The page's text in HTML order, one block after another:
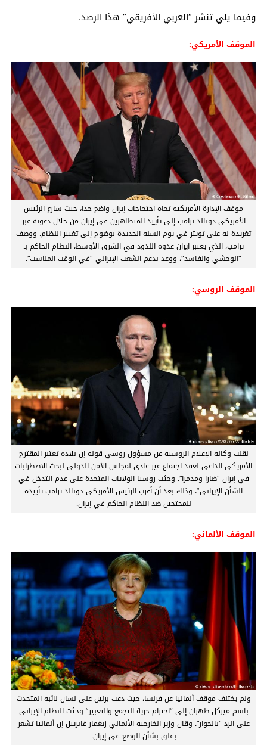
وفيما يلي تنشر “العربي الأفريقي” هذا الرصد.
الموقف الأمريكي:
موقف الإدارة الأمريكية تجاه احتجاجات إيران واضح جدا، حيث سارع الرئيس
الأمريكي دونالد ترامب إلى تأييد المتظاهرين في إيران من خلال دعوته عبر
تغريدة له على تويتر في يوم السنة الجديدة بوضوح إلى تغيير النظام. ووصف
ترامب، الذي يعتبر ايران عدوه اللدود في الشرق الأوسط، النظام الحاكم بـ
“الوحشي والفاسد”، ووعد بدعم الشعب الإيراني “في الوقت المناسب”.
الموقف الروسي:
نقلت وكالة الإعلام الروسية عن مسؤول روسي قوله إن بلاده تعتبر المقترح
الأمريكي الداعي لعقد اجتماع غير عادي لمجلس الأمن الدولي لبحث الاضطرابات
في إيران “ضارا ومدمرا”. وحثت روسيا الولايات المتحدة على عدم التدخل في
الشأن الإيراني”، وذلك بعد أن أعرب الرئيس الأمريكي دونالد ترامب تأييده
للمحتجين ضد النظام الحاكم في إيران.
الموقف الألماني:
ولم يختلف موقف ألمانيا عن فرنسا، حيث دعت برلين على لسان نائبة المتحدث
باسم ميركل طهران إلى “احترام حرية التجمع والتعبير” وحثت النظام الإيراني
على الرد “بالحوار”. وقال وزير الخارجية الألماني زيغمار غابرييل إن ألمانيا تشعر
بقلق بشأن الوضع في إيران.